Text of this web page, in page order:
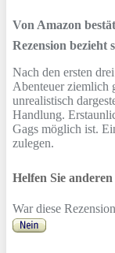
Von Amazon
Rezension bezieht
Nach den ersten
Abenteuer ziemlich
unrealistisch
Handlung.
Gags möglich ist.
zulegen.
Helfen Sie
War diese